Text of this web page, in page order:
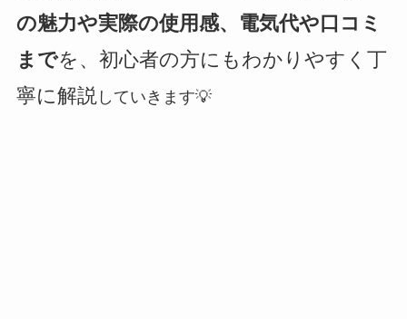
の魅力や実際の使用感、電気代や口コミ
までを、初心者の方にもわかりやすく丁
寧に解説していきます💡